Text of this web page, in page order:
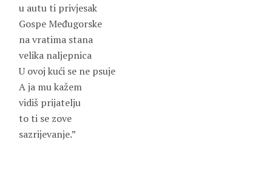
u autu ti privjesak
Gospe Međugorske
na vratima stana
velika naljepnica
U ovoj kući se ne psuje
A ja mu kažem
vidiš prijatelju
to ti se zove
sazrijevanje.”